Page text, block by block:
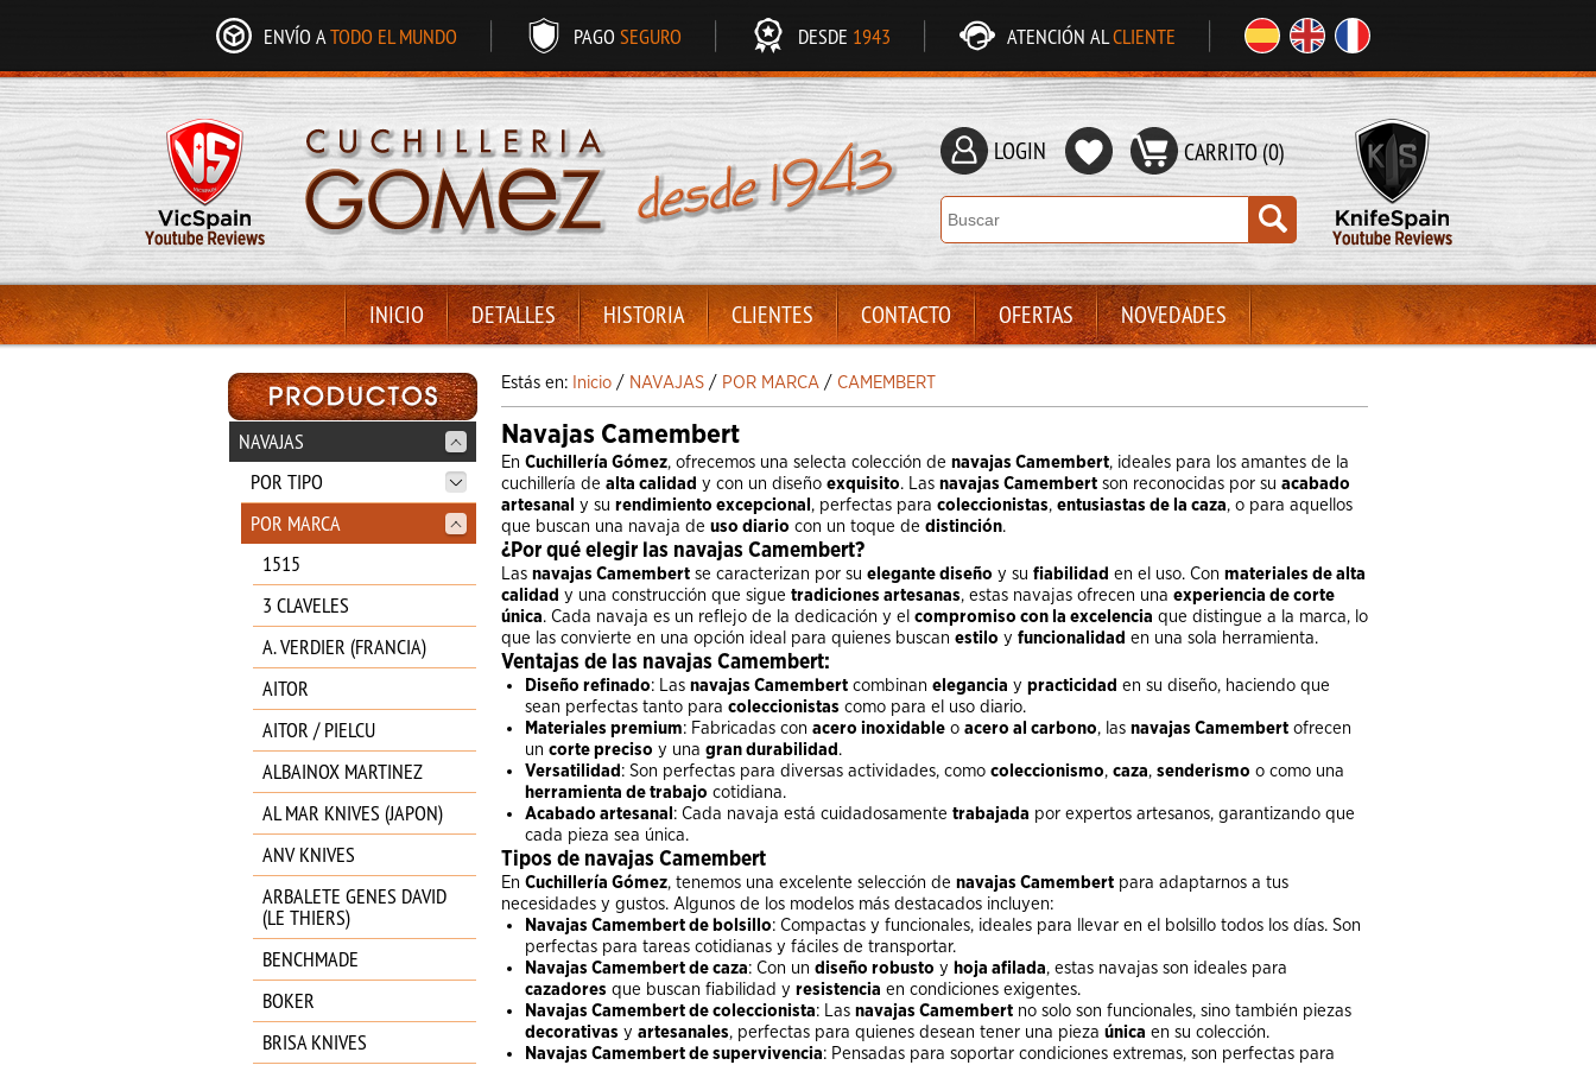
ENVÍO ATODO EL MUNDO PAGO SEGURO DESDE 1943 ATENCIÓN ALCLIENTE
LOGIN CARRITO (0)
INICIO DETALLES HISTORIA CLIENTES CONTACTO OFERTAS NOVEDADES
NAVAJAS
POR TIPO
POR MARCA
1515
3 CLAVELES
A. VERDIER (FRANCIA)
AITOR
AITOR / PIELCU
ALBAINOX MARTINEZ
AL MAR KNIVES (JAPON)
ANV KNIVES
ARBALETE GENES DAVID
(LE THIERS)
BENCHMADE
BOKER
BRISA KNIVES
Estás en: Inicio / NAVAJAS / POR MARCA / CAMEMBERT
Navajas Camembert
En Cuchillería Gómez, ofrecemos una selecta colección de navajas Camembert, ideales para los amantes de la
cuchillería de alta calidad y con un diseño exquisito. Las navajas Camembert son reconocidas por su acabado
artesanal y su rendimiento excepcional , perfectas para coleccionistas, entusiastas de la caza, o para aquellos
que buscan una navaja de uso diario con un toque de distinción.
¿Por qué elegir las navajas Camembert?
Las navajas Camembert se caracterizan por su elegante diseño y su fiabilidad en el uso. Con materiales de alta
calidad y una construcción que sigue tradiciones artesanas, estas navajas ofrecen una experiencia de corte
única. Cada navaja es un reflejo de la dedicación y el compromiso con la excelencia que distingue a la marca, lo
que las convierte en una opción ideal para quienes buscan estilo y funcionalidad en una sola herramienta.
Ventajas de las navajas Camembert:
Diseño refinado: Las navajas Camembert combinan elegancia y practicidad en su diseño, haciendo que
sean perfectas tanto para coleccionistas como para el uso diario.
Materiales premium: Fabricadas con acero inoxidable o acero al carbono, las navajas Camembert ofrecen
un corte preciso y una gran durabilidad .
Versatilidad : Son perfectas para diversas actividades, como coleccionismo, caza, senderismo o como una
herramienta de trabajo cotidiana.
Acabado artesanal : Cada navaja está cuidadosamente trabajada por expertos artesanos, garantizando que
cada pieza sea única.
Tipos de navajas Camembert
En Cuchillería Gómez, tenemos una excelente selección de navajas Camembert para adaptarnos a tus
necesidades y gustos. Algunos de los modelos más destacados incluyen:
Navajas Camembert de bolsillo: Compactas y funcionales, ideales para llevar en el bolsillo todos los días. Son
perfectas para tareas cotidianas y fáciles de transportar.
Navajas Camembert de caza: Con un diseño robusto y hoja afilada, estas navajas son ideales para
cazadores que buscan fiabilidad y resistencia en condiciones exigentes.
Navajas Camembert de coleccionista: Las navajas Camembert no solo son funcionales, sino también piezas
decorativas y artesanales, perfectas para quienes desean tener una pieza única en su colección.
Navajas Camembert de supervivencia: Pensadas para soportar condiciones extremas, son perfectas para